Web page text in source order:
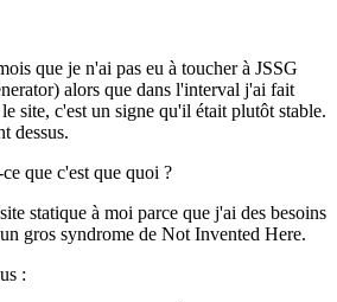
que je n'ai pas eu à toucher à JSSG
alors que dans l'interval j'ai fait
site, c'est un signe qu'il était plutôt stable.
dessus.
que c'est que quoi ?
statique à moi parce que j'ai des besoins
gros syndrome de Not Invented Here.
: